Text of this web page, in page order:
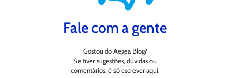
Fale com a gente
Gostou do Aegea Blog?
Se tiver sugestões, dúvidas ou
comentários, é só escrever aqui.